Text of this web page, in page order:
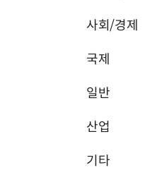
사회/경제
국제
일반
산업
기타